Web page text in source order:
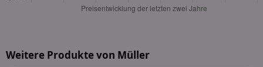
Weitere Produkte von Müller